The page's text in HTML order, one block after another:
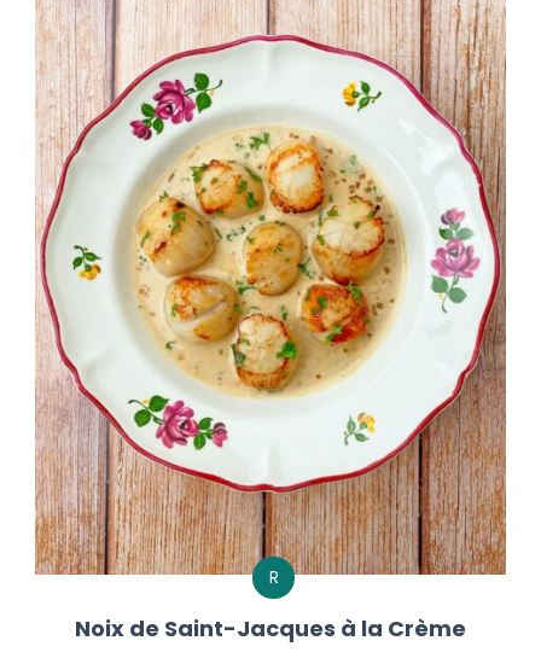
R
Noix de Saint-Jacques à la Crème